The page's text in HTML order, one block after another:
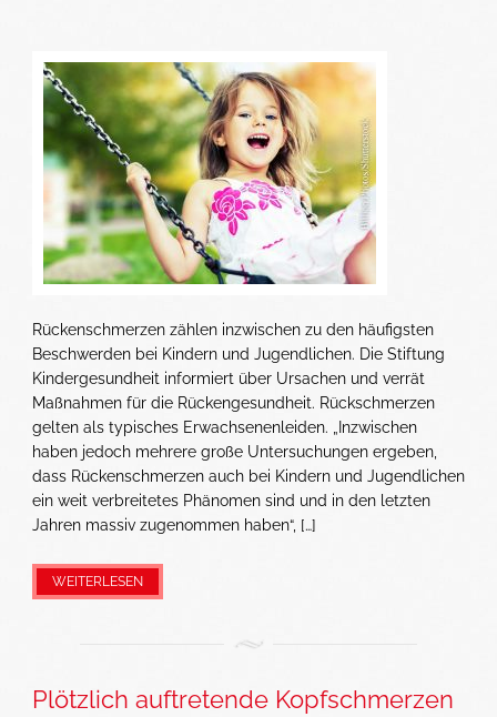
Rückenschmerzen zählen inzwischen zu den häufigsten
Beschwerden bei Kindern und Jugendlichen. Die Stiftung
Kindergesundheit informiert über Ursachen und verrät
Maßnahmen für die Rückengesundheit. Rückschmerzen
gelten als typisches Erwachsenenleiden. „Inzwischen
haben jedoch mehrere große Untersuchungen ergeben,
dass Rückenschmerzen auch bei Kindern und Jugendlichen
ein weit verbreitetes Phänomen sind und in den letzten
Jahren massiv zugenommen haben“, […]
WEITERLESEN
Plötzlich auftretende Kopfschmerzen